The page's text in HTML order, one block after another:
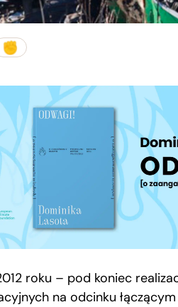
commons.wikimedia.org/wiki/
roku – pod koniec
na odcinku